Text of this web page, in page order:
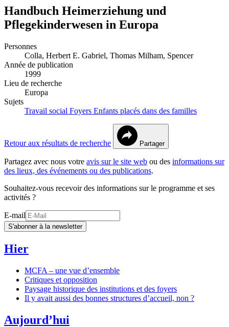
Handbuch Heimerziehung und
Pflegekinderwesen in Europa
Personnes
Colla, Herbert E. Gabriel, Thomas Milham, Spencer
Année de publication
1999
Lieu de recherche
Europa
Sujets
Travail social Foyers Enfants placés dans des familles
Retour aux résultats de recherche Partager
Partagez avec nous votre avis sur le site web ou des informations sur
des lieux, des événements ou des publications.
Souhaitez-vous recevoir des informations sur le programme et ses
activités ?
E-mail
S'abonner à la newsletter
Hier
MCFA – une vue d’ensemble
Critiques et opposition
Paysage historique des institutions et des foyers
Il y avait aussi des bonnes structures d’accueil, non ?
Aujourd’hui